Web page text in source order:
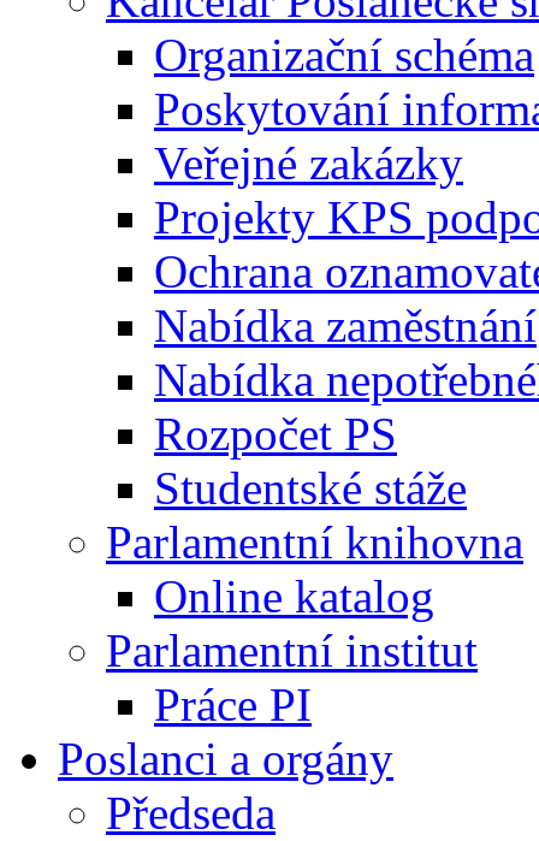
Organizační schéma
Poskytování
Veřejné zakázky
Projekty KPS
Ochrana
Nabídka zaměstnání
Nabídka
Rozpočet PS
Studentské stáže
Parlamentní knihovna
Online katalog
Parlamentní institut
Práce PI
Poslanci a orgány
Předseda